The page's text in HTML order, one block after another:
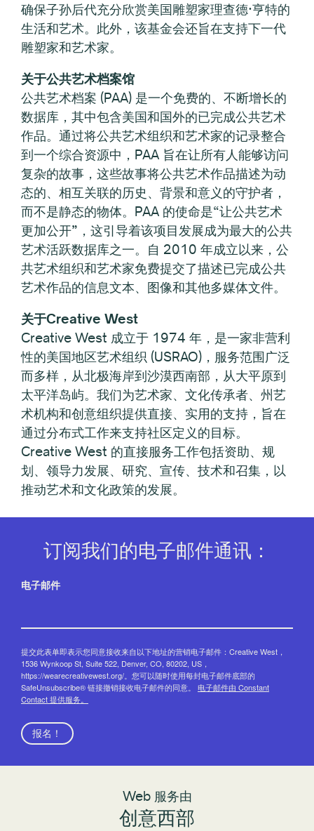
确保子孙后代充分欣赏美国雕塑家理查德·亨特的
生活和艺术。此外，该基金会还旨在支持下一代
雕塑家和艺术家。
关于公共艺术档案馆
公共艺术档案 (PAA) 是一个免费的、不断增长的
数据库，其中包含美国和国外的已完成公共艺术
作品。通过将公共艺术组织和艺术家的记录整合
到一个综合资源中，PAA 旨在让所有人能够访问
复杂的故事，这些故事将公共艺术作品描述为动
态的、相互关联的历史、背景和意义的守护者，
而不是静态的物体。PAA 的使命是“让公共艺术
更加公开”，这引导着该项目发展成为最大的公共
艺术活跃数据库之一。自 2010 年成立以来，公
共艺术组织和艺术家免费提交了描述已完成公共
艺术作品的信息文本、图像和其他多媒体文件。
关于Creative West
Creative West 成立于 1974 年，是一家非营利
性的美国地区艺术组织 (USRAO)，服务范围广泛
而多样，从北极海岸到沙漠西南部，从大平原到
太平洋岛屿。我们为艺术家、文化传承者、州艺
术机构和创意组织提供直接、实用的支持，旨在
通过分布式工作来支持社区定义的目标。
Creative West 的直接服务工作包括资助、规
划、领导力发展、研究、宣传、技术和召集，以
推动艺术和文化政策的发展。
订阅我们的电子邮件通讯：
电子邮件
提交此表单即表示您同意接收来自以下地址的营销电子邮件：Creative West，
1536 Wynkoop St, Suite 522, Denver, CO, 80202, US，
https://wearecreativewest.org/。您可以随时使用每封电子邮件底部的
SafeUnsubscribe® 链接撤销接收电子邮件的同意。 电子邮件由 Constant
Contact 提供服务。
报名！
Web 服务由
创意西部